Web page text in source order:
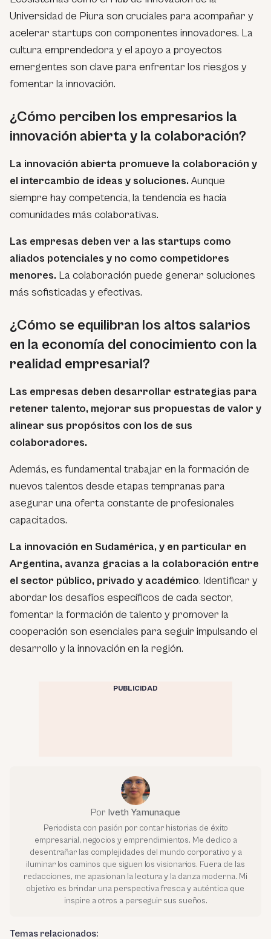
Universidad de Piura son cruciales para acompañar y
acelerar startups con componentes innovadores. La
cultura emprendedora y el apoyo a proyectos
emergentes son clave para enfrentar los riesgos y
fomentar la innovación.
¿Cómo perciben los empresarios la
innovación abierta y la colaboración?
La innovación abierta promueve la colaboración y
el intercambio de ideas y soluciones. Aunque
siempre hay competencia, la tendencia es hacia
comunidades más colaborativas.
Las empresas deben ver a las startups como
aliados potenciales y no como competidores
menores. La colaboración puede generar soluciones
más sofisticadas y efectivas.
¿Cómo se equilibran los altos salarios
en la economía del conocimiento con la
realidad empresarial?
Las empresas deben desarrollar estrategias para
retener talento, mejorar sus propuestas de valor y
alinear sus propósitos con los de sus
colaboradores.
Además, es fundamental trabajar en la formación de
nuevos talentos desde etapas tempranas para
asegurar una oferta constante de profesionales
capacitados.
La innovación en Sudamérica, y en particular en
Argentina, avanza gracias a la colaboración entre
el sector público, privado y académico. Identificar y
abordar los desafíos específicos de cada sector,
fomentar la formación de talento y promover la
cooperación son esenciales para seguir impulsando el
desarrollo y la innovación en la región.
PUBLICIDAD
Por Iveth Yamunaque
Periodista con pasión por contar historias de éxito
empresarial, negocios y emprendimientos. Me dedico a
desentrañar las complejidades del mundo corporativo y a
iluminar los caminos que siguen los visionarios. Fuera de las
redacciones, me apasionan la lectura y la danza moderna. Mi
objetivo es brindar una perspectiva fresca y auténtica que
inspire a otros a perseguir sus sueños.
Temas relacionados: